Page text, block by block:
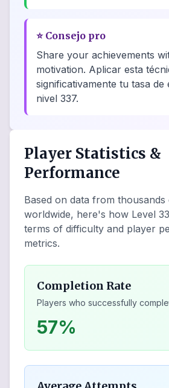
⭐ Consejo pro
Share your achievements
motivation. Aplicar esta
significativamente tu tasa de
nivel 337.
Player Statistics &
Performance
Based on data from
worldwide, here's how Level
terms of difficulty and player
metrics.
Completion Rate
Players who successfully
57%